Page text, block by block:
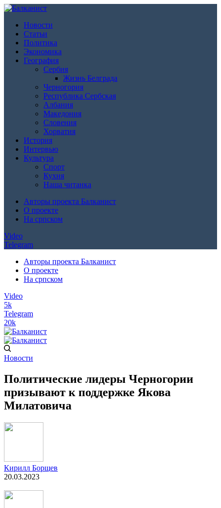
Новости
Статьи
Политика
Экономика
География
Сербия
Жизнь Белграда
Черногория
Республика Сербская
Албания
Македония
Словения
Хорватия
История
Интервью
Культура
Спорт
Кухня
Наша читанка
Авторы проекта Балканист
О проекте
На српском
Video
Telegram
Авторы проекта Балканист
О проекте
На српском
Video
5k
Telegram
20k
Новости
Политические лидеры Черногории
призывают к поддержке Якова
Милатовича
Кирилл Борщев
20.03.2023